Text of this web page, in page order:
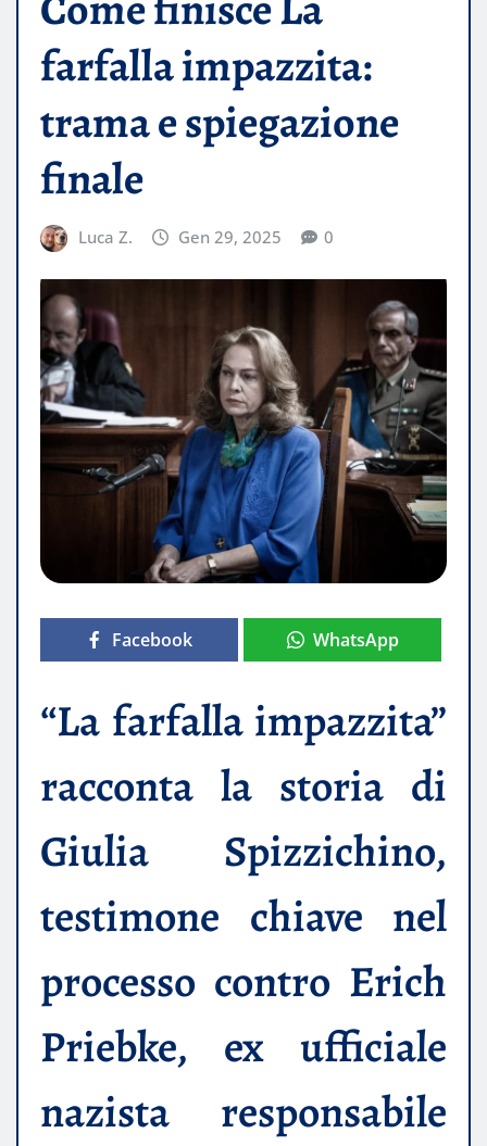
farfalla impazzita:
trama e spiegazione
finale
Luca Z. Gen 29, 2025 0
Facebook WhatsApp
“La farfalla impazzita”
racconta la storia di
Giulia Spizzichino,
testimone chiave nel
processo contro Erich
Priebke, ex ufficiale
nazista responsabile